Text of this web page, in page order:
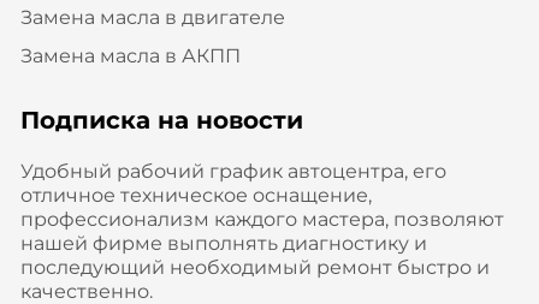
Замена масла в двигателе
Замена масла в АКПП
Подписка на новости
Удобный рабочий график автоцентра, его
отличное техническое оснащение,
профессионализм каждого мастера, позволяют
нашей фирме выполнять диагностику и
последующий необходимый ремонт быстро и
качественно.